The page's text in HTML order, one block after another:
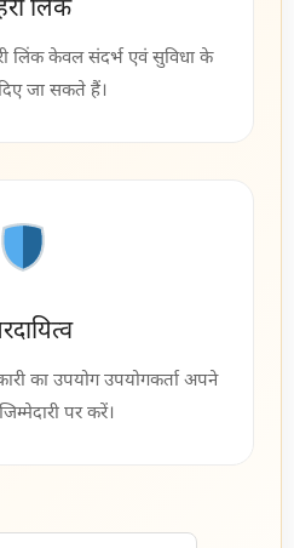
लिंक
लिंक केवल संदर्भ एवं सुविधा के
जा सकते हैं।
का उपयोग उपयोगकर्ता अपने
पर करें।